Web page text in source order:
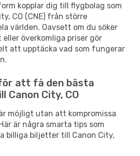
kopplar dig till flygbolag som
CO (CNE) från större
världen. Oavsett om du söker
överkomliga priser gör
att upptäcka vad som fungerar
att få den bästa
City, CO
möjligt utan att kompromissa
är några smarta tips som
billiga biljetter till Canon City,